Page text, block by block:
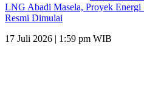
LNG Abadi Masela, Proyek Energi
Resmi Dimulai
17 Juli 2026 | 1:59 pm WIB